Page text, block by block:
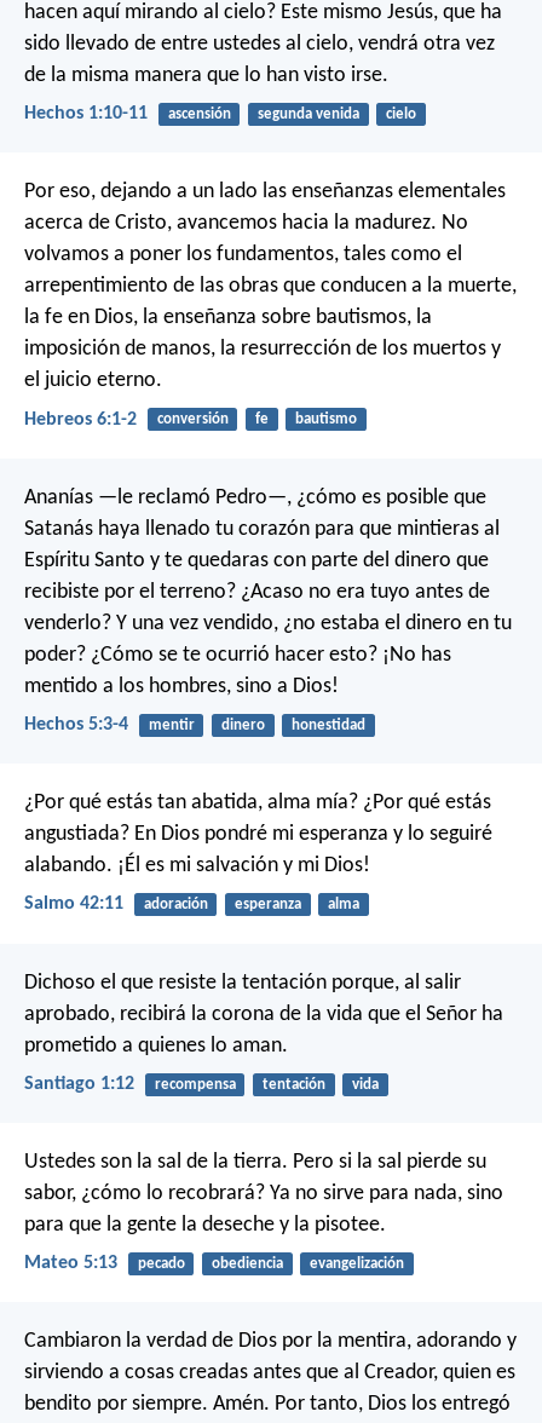
hacen aquí mirando al cielo? Este mismo Jesús, que ha
sido llevado de entre ustedes al cielo, vendrá otra vez
de la misma manera que lo han visto irse.
Hechos 1:10-11 ascensión segunda venida cielo
Por eso, dejando a un lado las enseñanzas elementales
acerca de Cristo, avancemos hacia la madurez. No
volvamos a poner los fundamentos, tales como el
arrepentimiento de las obras que conducen a la muerte,
la fe en Dios, la enseñanza sobre bautismos, la
imposición de manos, la resurrección de los muertos y
el juicio eterno.
Hebreos 6:1-2 conversión fe bautismo
Ananías —le reclamó Pedro—, ¿cómo es posible que
Satanás haya llenado tu corazón para que mintieras al
Espíritu Santo y te quedaras con parte del dinero que
recibiste por el terreno? ¿Acaso no era tuyo antes de
venderlo? Y una vez vendido, ¿no estaba el dinero en tu
poder? ¿Cómo se te ocurrió hacer esto? ¡No has
mentido a los hombres, sino a Dios!
Hechos 5:3-4 mentir dinero honestidad
¿Por qué estás tan abatida, alma mía? ¿Por qué estás
angustiada? En Dios pondré mi esperanza y lo seguiré
alabando. ¡Él es mi salvación y mi Dios!
Salmo 42:11 adoración esperanza alma
Dichoso el que resiste la tentación porque, al salir
aprobado, recibirá la corona de la vida que el Señor ha
prometido a quienes lo aman.
Santiago 1:12 recompensa tentación vida
Ustedes son la sal de la tierra. Pero si la sal pierde su
sabor, ¿cómo lo recobrará? Ya no sirve para nada, sino
para que la gente la deseche y la pisotee.
Mateo 5:13 pecado obediencia evangelización
Cambiaron la verdad de Dios por la mentira, adorando y
sirviendo a cosas creadas antes que al Creador, quien es
bendito por siempre. Amén. Por tanto, Dios los entregó